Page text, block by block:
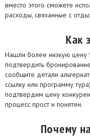
вместо этого сможете
расходы, связанные с
Как
Нашли более низкую цену
подтвердить
сообщите детали
ссылку или программу
подтвердим цену
процесс прост и понятен.
Почему